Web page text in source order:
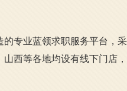
专业蓝领求职服务平台，
西等各地均设有线下门店